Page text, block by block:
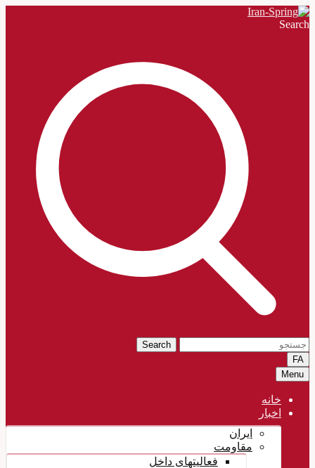
Search
Search
FA
Menu
خانه
اخبار
ایران
مقاومت
فعالیتهای داخل